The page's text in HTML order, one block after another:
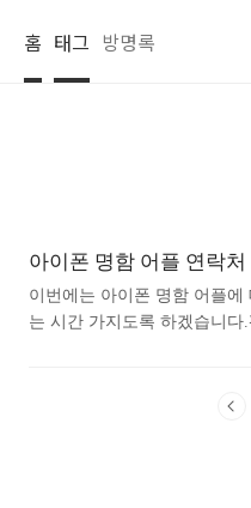
홈 태그 방명록
아이폰 명함 어플 연락처
이번에는 아이폰 명함 어플에
는 시간 가지도록 하겠습니다
장 상단에 뜨는 어플입니다.